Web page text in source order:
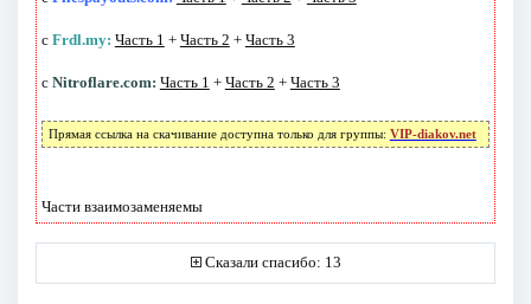
с Frdl.my: Часть 1 + Часть 2 + Часть 3
с Nitroflare.com: Часть 1 + Часть 2 + Часть 3
Прямая ссылка на скачивание доступна только для группы: VIP-diakov.net
Части взаимозаменяемы
Сказали спасибо: 13